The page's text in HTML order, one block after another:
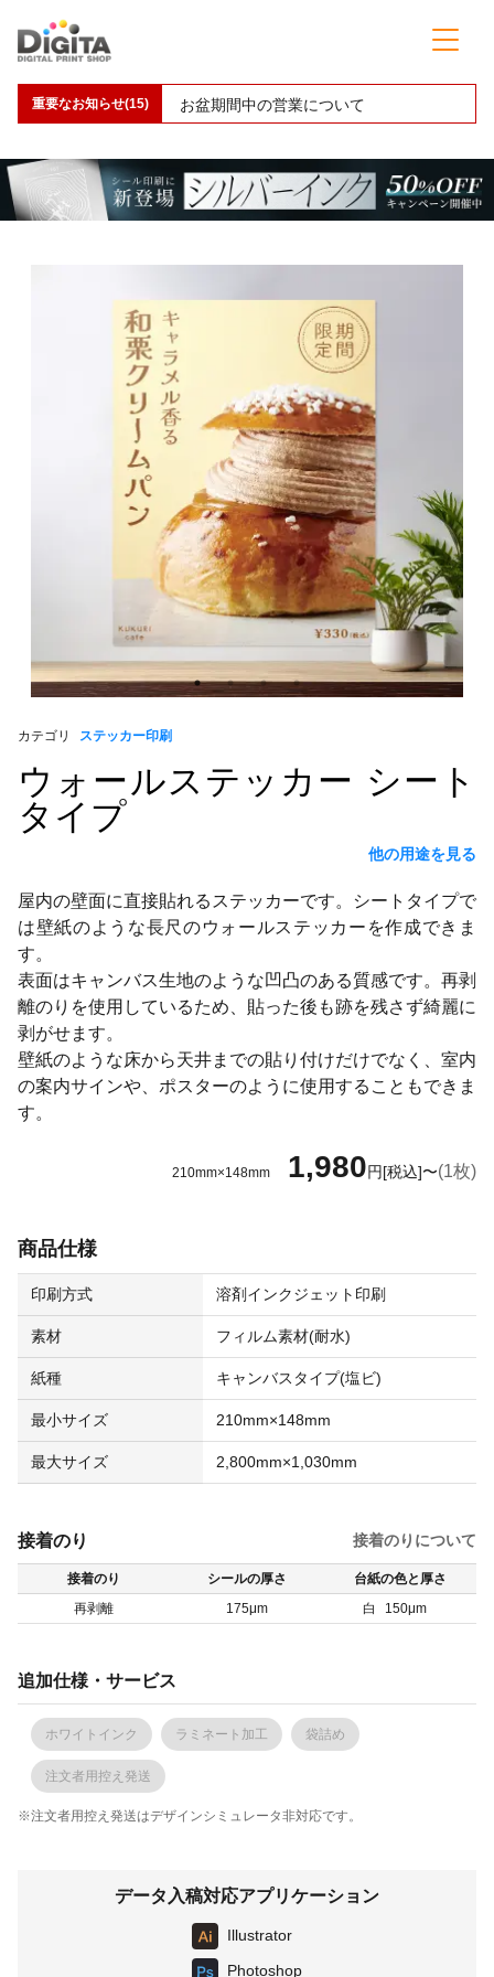
重要なお知らせ(15) お盆期間中の営業について
データ入稿対応アプリケーション
Illustrator
Photoshop
カテゴリ ステッカー印刷
ウォールステッカー シート
タイプ
他の用途を見る
屋内の壁面に直接貼れるステッカーです。シートタイプで
は壁紙のような長尺のウォールステッカーを作成できま
す。
表面はキャンバス生地のような凹凸のある質感です。再剥
離のりを使用しているため、貼った後も跡を残さず綺麗に
剥がせます。
壁紙のような床から天井までの貼り付けだけでなく、室内
の案内サインや、ポスターのように使用することもできま
す。
210mm×148mm 1,980円[税込]〜(1枚)
商品仕様
印刷方式 溶剤インクジェット印刷
素材 フィルム素材(耐水)
紙種 キャンバスタイプ(塩ビ)
最小サイズ 210mm×148mm
最大サイズ 2,800mm×1,030mm
接着のり 接着のりについて
接着のり シールの厚さ
台紙の色と厚さ
再剥離
175μm 白 150μm
追加仕様・サービス
ホワイトインク ラミネート加工 袋詰め
注文者用控え発送
※注文者用控え発送はデザインシミュレータ非対応です。